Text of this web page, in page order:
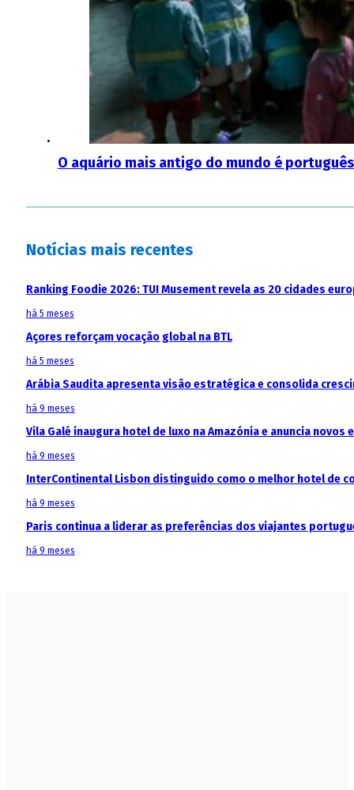
O aquário mais antigo do mundo é
Notícias mais recentes
Ranking Foodie 2026: TUI Musement revela as 20 cidades
há 5 meses
Açores reforçam vocação global na BTL
há 5 meses
Arábia Saudita apresenta visão estratégica e consolida
há 9 meses
Vila Galé inaugura hotel de luxo na Amazónia e anuncia
há 9 meses
InterContinental Lisbon distinguido como o melhor hotel de
há 9 meses
Paris continua a liderar as preferências dos viajantes
há 9 meses